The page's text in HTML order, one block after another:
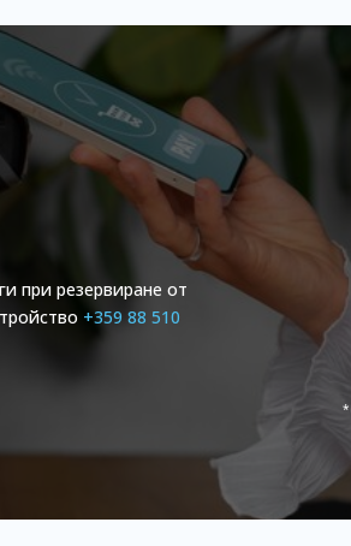
при резервиране от
+359 88 510